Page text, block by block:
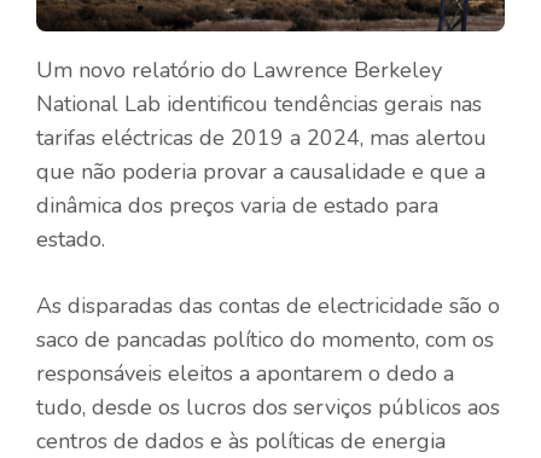
Um novo relatório do Lawrence Berkeley
National Lab identificou tendências gerais nas
tarifas eléctricas de 2019 a 2024, mas alertou
que não poderia provar a causalidade e que a
dinâmica dos preços varia de estado para
estado.
As disparadas das contas de electricidade são o
saco de pancadas político do momento, com os
responsáveis ​​eleitos a apontarem o dedo a
tudo, desde os lucros dos serviços públicos aos
centros de dados e às políticas de energia